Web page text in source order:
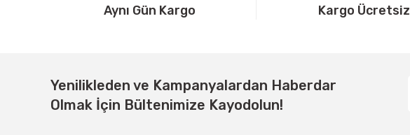
Aynı Gün Kargo Kargo Ücretsiz
Yenilikleden ve Kampanyalardan Haberdar
Olmak İçin Bültenimize Kayodolun!